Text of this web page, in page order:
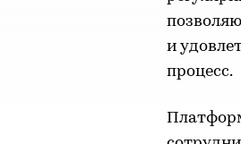
и
процесс.